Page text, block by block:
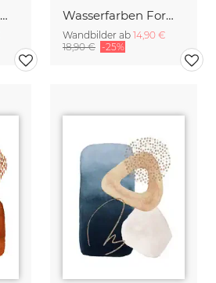
Wasserfarben Formen in Navy 2 Wasserfarben Formen in Red 3
Wandbilder ab 14,90 €
18,90 € -25%